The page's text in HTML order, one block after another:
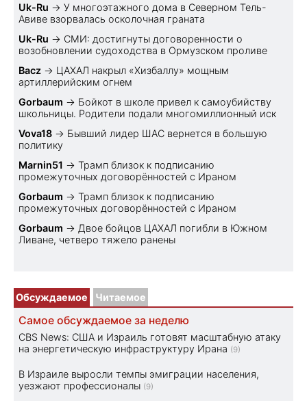
Uk-Ru → У многоэтажного дома в Северном Тель-
Авиве взорвалась осколочная граната
Uk-Ru → СМИ: достигнуты договоренности о
возобновлении судоходства в Ормузском проливе
Bacz → ЦАХАЛ накрыл «Хизбаллу» мощным
артиллерийским огнем
Gorbaum → Бойкот в школе привел к самоубийству
школьницы. Родители подали многомиллионный иск
Vova18 → Бывший лидер ШАС вернется в большую
политику
Marnin51 → Трамп близок к подписанию
промежуточных договорённостей с Ираном
Gorbaum → Трамп близок к подписанию
промежуточных договорённостей с Ираном
Gorbaum → Двое бойцов ЦАХАЛ погибли в Южном
Ливане, четверо тяжело ранены
Обсуждаемое Читаемое
Самое обсуждаемое за неделю
CBS News: США и Израиль готовят масштабную атаку
на энергетическую инфраструктуру Ирана (9)
В Израиле выросли темпы эмиграции населения,
уезжают профессионалы (9)